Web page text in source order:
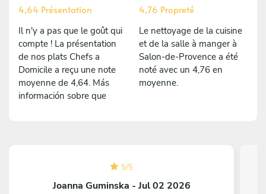
4,64 Présentation
Il n'y a pas que le goût qui
compte ! La présentation
de nos plats Chefs a
Domicile a reçu une note
moyenne de 4,64. Más
información sobre que
4,76 Propreté
Le nettoyage de la cuisine
et de la salle à manger à
Salon-de-Provence a été
noté avec un 4,76 en
moyenne.
5/5
Joanna Guminska - Jul 02 2026